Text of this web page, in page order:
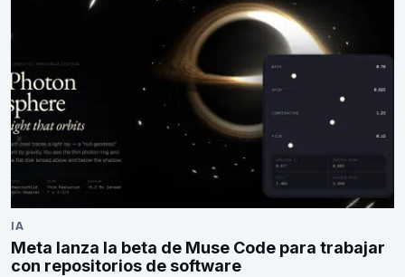
IA
Meta lanza la beta de Muse Code para trabajar
con repositorios de software